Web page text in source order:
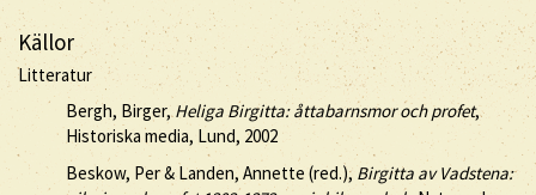
Källor
Litteratur
Bergh, Birger,Heliga Birgitta: åttabarnsmor och profet,
Historiska media, Lund, 2002
Beskow, Per & Landen, Annette (red.), Birgitta av Vadstena: